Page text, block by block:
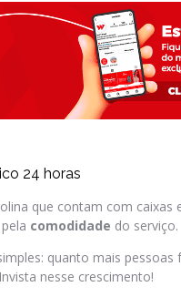
24 horas
que contam com
comodidade do serviço.
quanto mais
nesse crescimento!